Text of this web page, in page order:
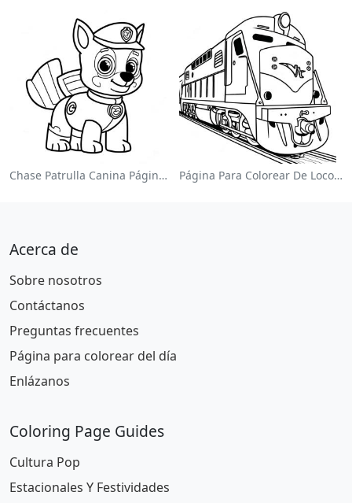
Chase Patrulla Canina Página Para Colorear Página Para Colorear De Locomotora Colorida
Acerca de
Sobre nosotros
Contáctanos
Preguntas frecuentes
Página para colorear del día
Enlázanos
Coloring Page Guides
Cultura Pop
Estacionales Y Festividades